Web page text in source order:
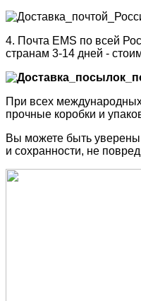
4. Почта EMS по всей
странам 3-14 дней -
При всех
прочные коробки и
Вы можете быть
и сохранности, не